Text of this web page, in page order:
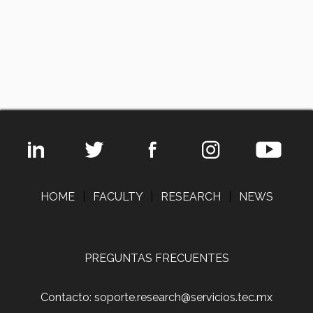
HOME FACULTY RESEARCH NEWS
PREGUNTAS FRECUENTES
Contacto: soporte.research@servicios.tec.mx